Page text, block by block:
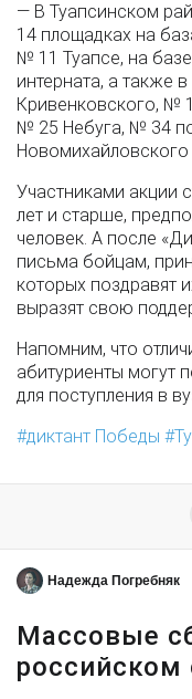
— В Туапсинском
14 площадках на
№ 11 Туапсе, на
интерната, а также
Кривенковского, №
№ 25 Небуга, № 34
Участниками акции
лет и старше,
человек. А после
письма бойцам,
которых поздравят
выразят свою
Напомним, что
абитуриенты могут
для поступления в
диктант Победы
Надежда Погребняк
Массовые
российском